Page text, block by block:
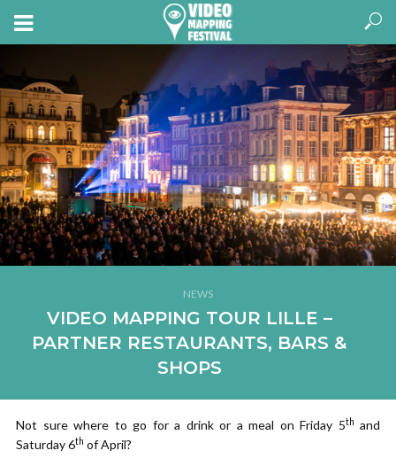
NEWS
VIDEO MAPPING TOUR LILLE –
PARTNER RESTAURANTS, BARS &
SHOPS
Not sure where to go for a drink or a meal on Friday 5th and
Saturday 6th of April?